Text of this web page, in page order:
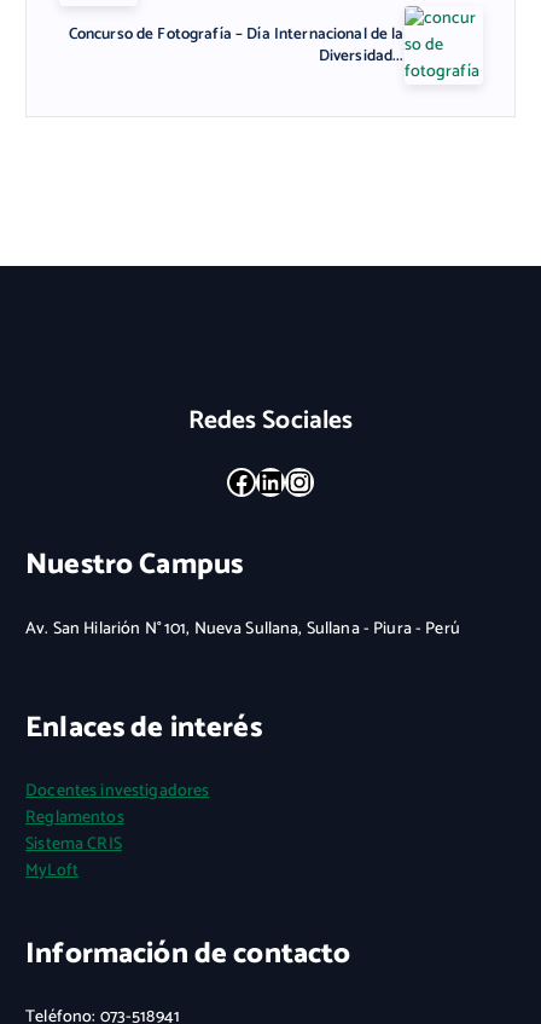
Concurso de Fotografía – Día Internacional de la
Diversidad...
Redes Sociales
Facebook LinkedIn Instagram
Nuestro Campus
Av. San Hilarión N° 101, Nueva Sullana, Sullana - Piura - Perú
Enlaces de interés
Docentes investigadores
Reglamentos
Sistema CRIS
MyLoft
Información de contacto
Teléfono: 073-518941